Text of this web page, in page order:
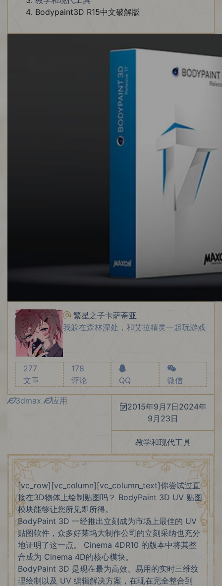
Bodypaint3D R15中文破解版
繁星之子卡萨蒂亚
我躲在森林深处，和艾拉精灵一起玩游戏
277
文章
178
评论
QQ 微信
3dmax 应用
2015年9月7日 2024年
9月23日
教学和现代工具
[vc_row][vc_column][vc_column_text]你尝试过直
接在3D物体上绘制贴图吗？ BodyPaint 3D UV 贴图
模块能够让您所见即所得。
BodyPaint 3D 一经推出立刻成为市场上最佳的 UV
贴图软件，众多好莱坞大制作公司的立刻采纳也充分
地证明了这一点。 Cinema 4DR10 的版本中将其整
合成为 Cinema 4D的核心模块。
BodyPaint 3D 是现在最为高效、易用的实时三维纹
理绘制以及 UV 编辑解决方案，在现在完全整合到